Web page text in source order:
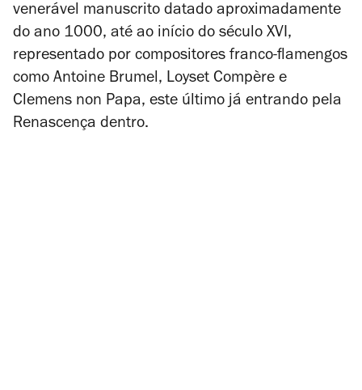
venerável manuscrito datado aproximadamente
do ano 1000, até ao início do século XVI,
representado por compositores franco-flamengos
como Antoine Brumel, Loyset Compère e
Clemens non Papa, este último já entrando pela
Renascença dentro.